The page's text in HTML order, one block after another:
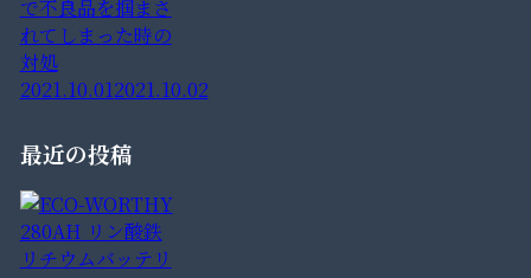
で不良品を掴まさ
れてしまった時の
対処
2021.10.012021.10.02
最近の投稿